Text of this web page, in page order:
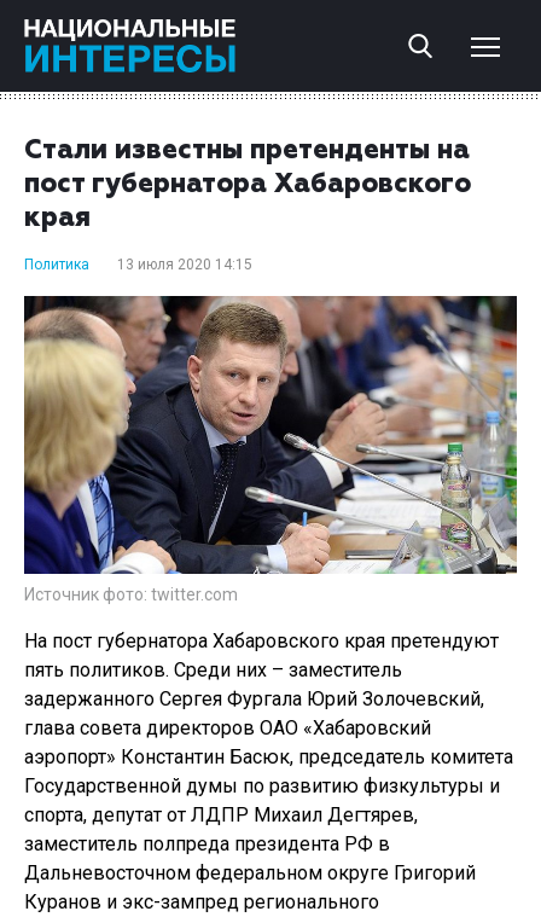
Стали известны претенденты на
пост губернатора Хабаровского
края
Политика 13 июля 2020 14:15
Источник фото: twitter.com
На пост губернатора Хабаровского края претендуют
пять политиков. Среди них – заместитель
задержанного Сергея Фургала Юрий Золочевский,
глава совета директоров ОАО «Хабаровский
аэропорт» Константин Басюк, председатель комитета
Государственной думы по развитию физкультуры и
спорта, депутат от ЛДПР Михаил Дегтярев,
заместитель полпреда президента РФ в
Дальневосточном федеральном округе Григорий
Куранов и экс-зампред регионального